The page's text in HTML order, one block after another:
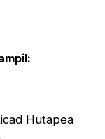
Hutapea